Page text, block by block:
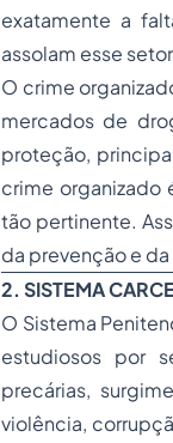
exatamente a
assolam esse
O crime
mercados de
proteção,
crime organizado
tão pertinente.
da prevenção e
2. SISTEMA
O Sistema
estudiosos por
precárias,
violência,